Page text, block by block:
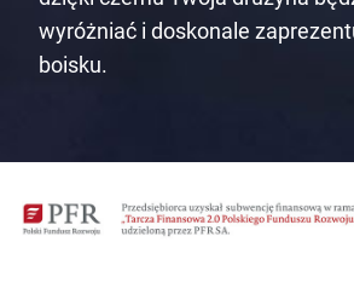
wyróżniać i doskonale
boisku.